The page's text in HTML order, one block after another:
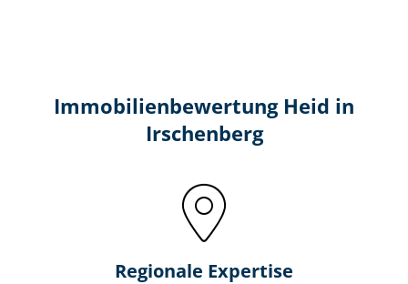
Immobilien­bewertung Heid in
Irschenberg
Regionale Expertise